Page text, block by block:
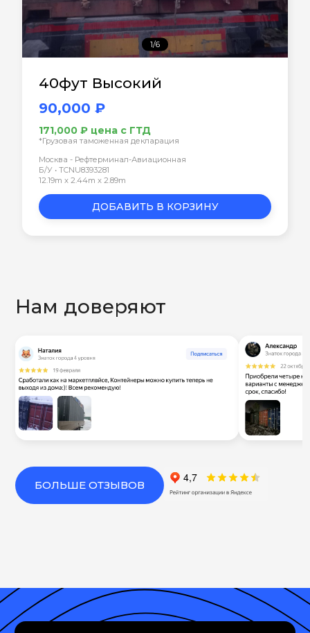
1/6
40фут Высокий
90,000 ₽
171,000 ₽ цена с ГТД
*Грузовая таможенная декларация
Москва - Рефтерминал-Авиационная
Б/У • TCNU8393281
12.19m x 2.44m x 2.89m
ДОБАВИТЬ В КОРЗИНУ
Нам доверяют
БОЛЬШЕ ОТЗЫВОВ